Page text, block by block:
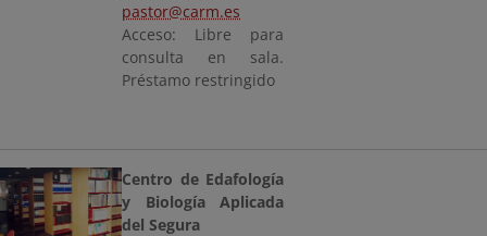
pastor@carm.es
Acceso: Libre para
consulta en sala.
Préstamo restringido
Centro de Edafología
y Biología Aplicada
del Segura